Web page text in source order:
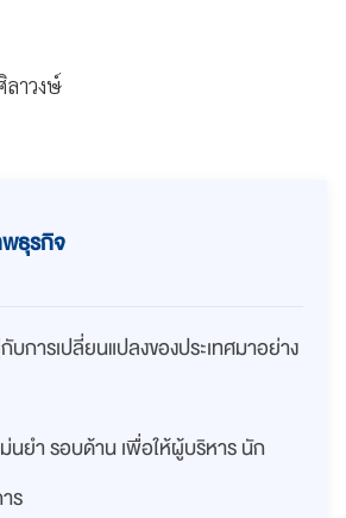
าวงษ์
พธุรกิจ
การเปลี่ยนแปลงของประเทศมาอย่าง
ยำ รอบด้าน เพื่อให้ผู้บริหาร นัก
ร